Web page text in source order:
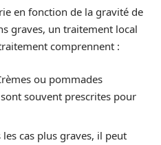
en fonction de la gravité de
graves, un traitement local
comprennent :
ou pommades
souvent prescrites pour
les cas plus graves, il peut